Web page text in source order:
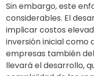
Sin embargo, este
considerables. El
implicar costos
inversión inicial como
empresas también
llevará el desarrollo,